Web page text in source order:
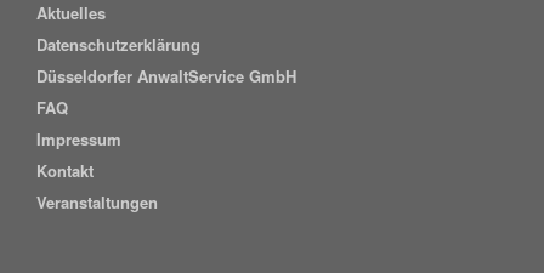
Aktuelles
Datenschutzerklärung
Düsseldorfer AnwaltService GmbH
FAQ
Impressum
Kontakt
Veranstaltungen